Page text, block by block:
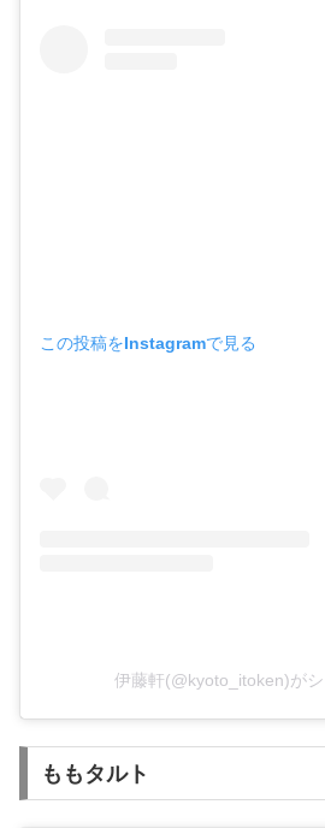
この投稿をInstagramで見る
伊藤軒(@kyoto_itoken)が
ももタルト